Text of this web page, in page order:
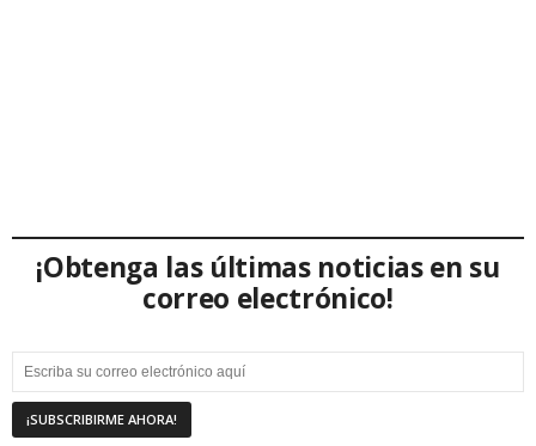
¡Obtenga las últimas noticias en su
correo electrónico!